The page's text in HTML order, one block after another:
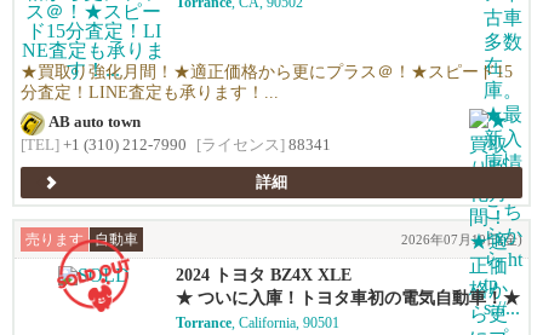
高価買い取りします！★優しい査定で’納得の
価格！高価買い取りします！★年末ご売却予
定の無料査定を実施中！年末の売却予定の方
も早期査定は更にお得！★日本車、アメ車、
欧州車なんでも買います！
★買取り強化月間！★適正価格から更にプラス＠！★スピード15
分査定！LINE査定も承ります！...
AB auto town
[TEL] +1 (310) 212-7990 [ライセンス] 88341
詳細
売ります 自動車 2026年07月10日(金)
2024 トヨタ BZ4X XLE
★ ついに入庫！トヨタ車初の電気自動車！★
Torrance, California, 90501